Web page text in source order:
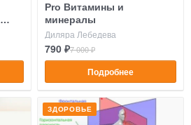
Pro Витамины и
минералы
Диляра Лебедева
790 ₽7 000 ₽
Подробнее
ЗДОРОВЬЕ